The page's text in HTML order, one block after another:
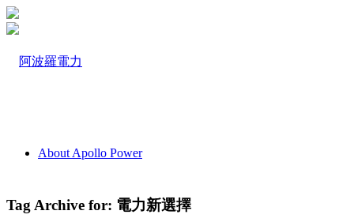
About Apollo Power
Tag Archive for: 電力新選擇